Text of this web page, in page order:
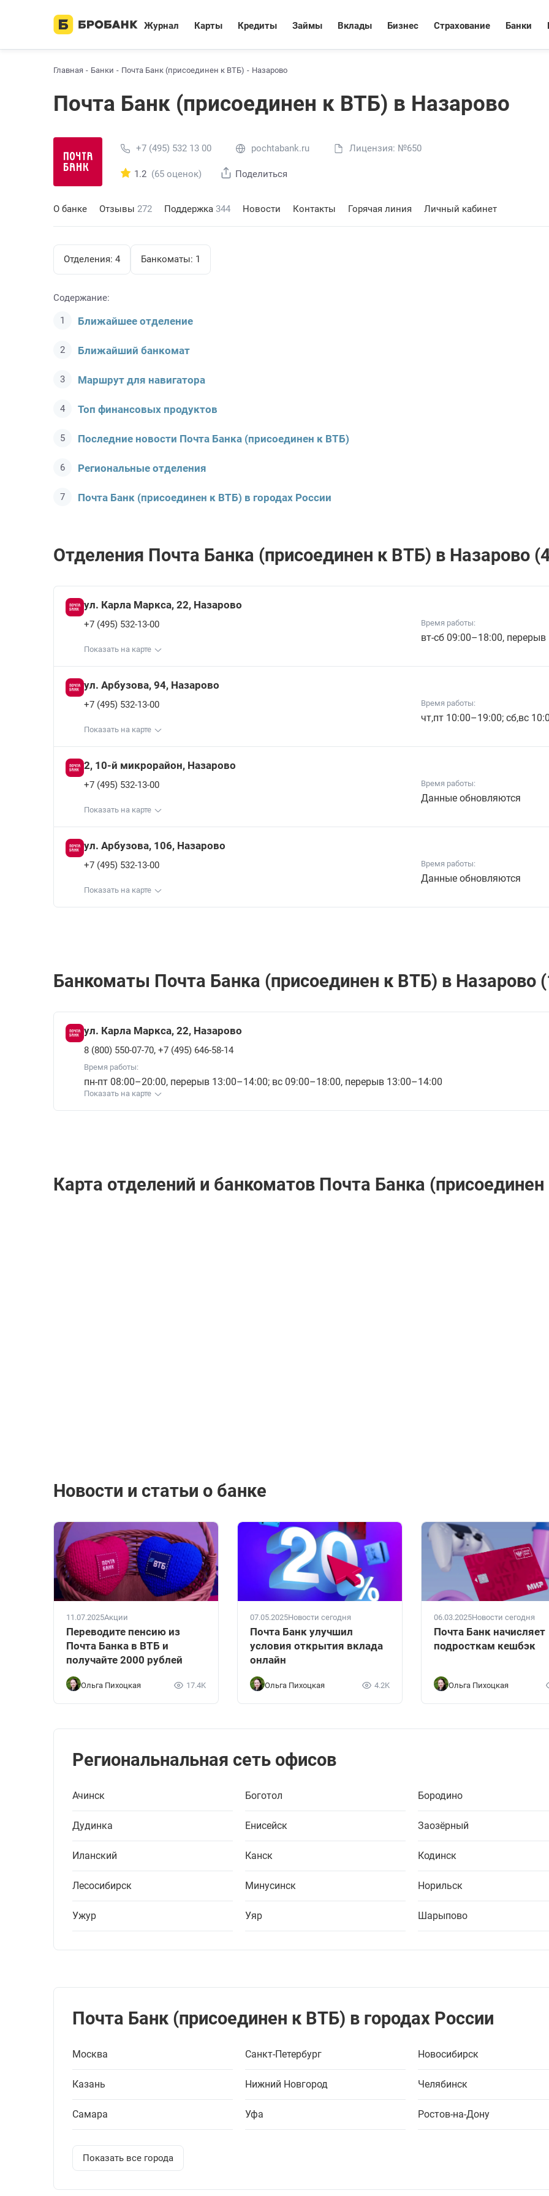
Журнал Карты Кредиты Займы Вклады Бизнес Страхование Банки
Главная Банки Почта Банк (присоединен к ВТБ) Назарово
Почта Банк (присоединен к ВТБ) в Назарово
+7 (495) 532 13 00 pochtabank.ru Лицензия: №650
1.2 (65 оценок) Поделиться
О банке Отзывы 272 Поддержка 344 Новости Контакты Горячая линия Личный кабинет
Отделения: 4 Банкоматы: 1
Содержание:
Ближайшее отделение
Ближайший банкомат
Маршрут для навигатора
Топ финансовых продуктов
Последние новости Почта Банкa (присоединен к ВТБ)
Региональные отделения
Почта Банк (присоединен к ВТБ) в городах России
Отделения Почта Банкa (присоединен к ВТБ) в Назарово
ул. Карла Маркса, 22, Назарово
+7 (495) 532-13-00 Время работы:
вт-сб 09:00–18:00,
Показать на карте
ул. Арбузова, 94, Назарово
+7 (495) 532-13-00 Время работы:
чт,пт 10:00–19:00; сб,вс
Показать на карте
2, 10-й микрорайон, Назарово
+7 (495) 532-13-00 Время работы:
Данные обновляются
Показать на карте
ул. Арбузова, 106, Назарово
+7 (495) 532-13-00 Время работы:
Данные обновляются
Показать на карте
Банкоматы Почта Банкa (присоединен к ВТБ) в Назарово
ул. Карла Маркса, 22, Назарово
8 (800) 550-07-70, +7 (495) 646-58-14
Время работы:
пн-пт 08:00–20:00, перерыв 13:00–14:00; вс 09:00–18:00, перерыв 13:00–14:00
Показать на карте
Карта отделений и банкоматов Почта Банкa
Новости и статьи о банке
11.07.2025Акции
Переводите пенсию из
Почта Банка в ВТБ и
получайте 2000 рублей
Ольга Пихоцкая 17.4K
07.05.2025Новости сегодня
Почта Банк улучшил
условия открытия вклада
онлайн
Ольга Пихоцкая 4.2K
06.03.2025Новости сегодня
Почта Банк начисляет
подросткам кешбэк
Ольга Пихоцкая
Региональнальная сеть офисов
Ачинск Боготол Бородино
Дудинка Енисейск Заозёрный
Иланский Канск Кодинск
Лесосибирск Минусинск Норильск
Ужур Уяр Шарыпово
Почта Банк (присоединен к ВТБ) в городах России
Москва Санкт-Петербург Новосибирск
Казань Нижний Новгород Челябинск
Самара Уфа Ростов-на-Дону
Показать все города